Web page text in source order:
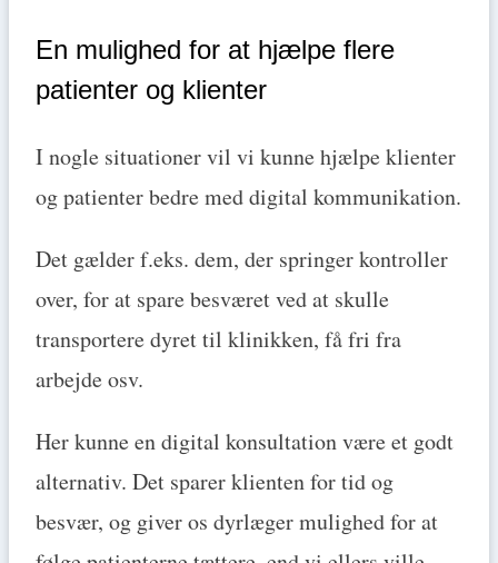
En mulighed for at hjælpe flere
patienter og klienter
I nogle situationer vil vi kunne hjælpe klienter
og patienter bedre med digital kommunikation.
Det gælder f.eks. dem, der springer kontroller
over, for at spare besværet ved at skulle
transportere dyret til klinikken, få fri fra
arbejde osv.
Her kunne en digital konsultation være et godt
alternativ. Det sparer klienten for tid og
besvær, og giver os dyrlæger mulighed for at